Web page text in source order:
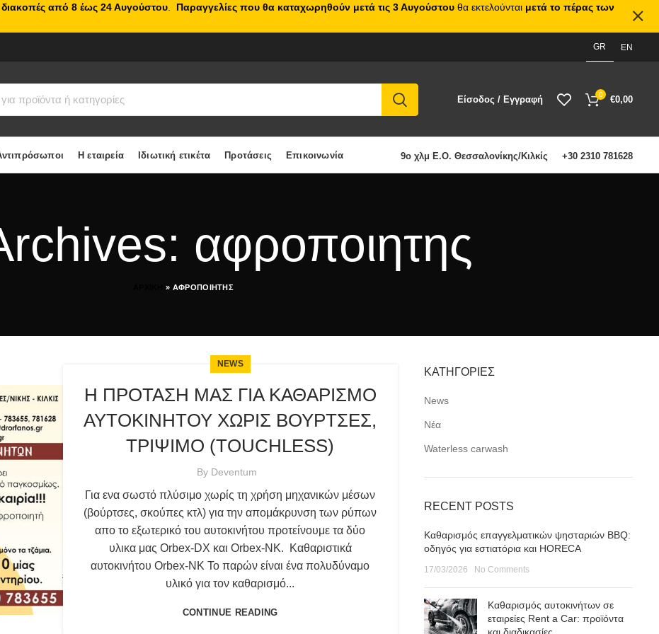
GR EN
Είσοδος / Εγγραφή 0 €0,00
Η εταιρεία Ιδιωτική ετικέτα Προτάσεις Επικοινωνία 9ο χλμ Ε.Ο. Θεσσαλονίκης/Κιλκίς +30 2310 781628
αφροποιητης
» ΑΦΡΟΠΟΙΗΤΗΣ
NEWS
Η ΠΡΟΤΑΣΗ ΜΑΣ ΓΙΑ ΚΑΘΑΡΙΣΜΟ
ΑΥΤΟΚΙΝΗΤΟΥ ΧΩΡΙΣ ΒΟΥΡΤΣΕΣ,
ΤΡΙΨΙΜΟ (TOUCHLESS)
By Deventum
Για ενα σωστό πλύσιμο χωρίς τη χρήση μηχανικών μέσων
(βούρτσες, σκούπες κτλ) για την απομάκρυνση των ρύπων
απο το εξωτερικό του αυτοκινήτου προτείνουμε τα δύο
υλικα μας Orbex-DX και Orbex-NK. Καθαριστικά
αυτοκινήτου Orbex-NK Το παρών είναι ένα πολυδύναμο
υλικό για τον καθαρισμό...
CONTINUE READING
ΚΑΤΗΓΟΡΙΕΣ
News
Νέα
Waterless carwash
RECENT POSTS
Καθαρισμός επαγγελματικών ψησταριών BBQ:
οδηγός για εστιατόρια και HORECA
17/03/2026 No Comments
Καθαρισμός αυτοκινήτων σε
εταιρείες Rent a Car: προϊόντα
διακοπές από 8 έως 24 Αυγούστου Παραγγελίες που θα καταχωρηθούν μετά τις 3 Αυγούστου θα εκτελούνται μετά το πέρας των